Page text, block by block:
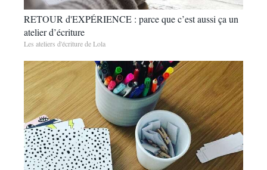
RETOUR d'EXPÉRIENCE : parce que c’est aussi ça un
atelier d’écriture
Les ateliers d'écriture de Lola